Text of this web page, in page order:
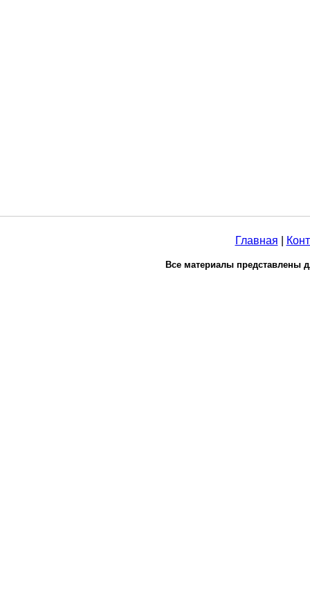
Главная
Все материалы представлены